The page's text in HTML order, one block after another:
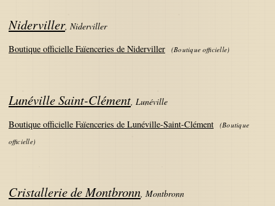
Niderviller, Niderviller
Boutique officielle Faïenceries de Niderviller
(Boutique officielle)
Lunéville Saint-Clément, Lunéville
Boutique officielle Faïenceries de Lunéville-Saint-Clément
(Boutique
officielle)
Cristallerie de Montbronn, Montbronn